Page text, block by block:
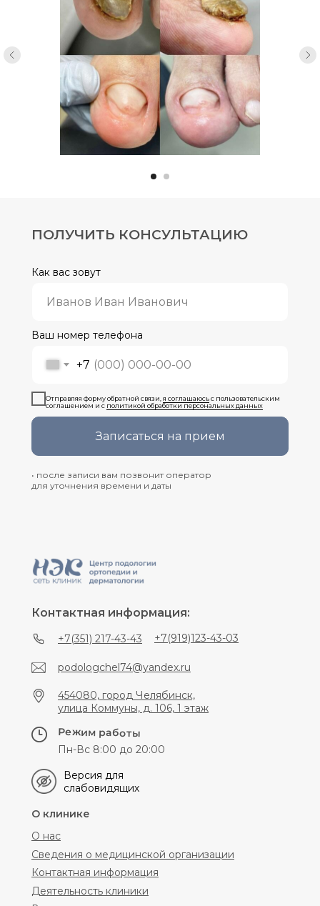
Как вас зовут
Ваш номер телефона
+7
Отправляя форму обратной связи, я соглашаюсьс пользовательским
соглашением и с политикой обработки персональных данных
Записаться на прием
• после записи вам позвонит оператор
для уточнения времени и даты
ПОЛУЧИТЬ КОНСУЛЬТАЦИЮ
Режим работы
Пн-Вс 8:00 до 20:00
О клинике
О нас
Сведения о медицинской организации
Контактная информация
Деятельность клиники
Контактная информация:
+7(351) 217-43-43
podologchel74@yandex.ru
454080, город Челябинск,
улица Коммуны, д. 106, 1 этаж
+7(919)123-43-03
Версия для
слабовидящих